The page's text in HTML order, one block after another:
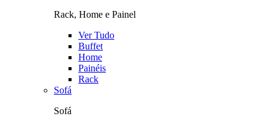
Rack, Home e Painel
Ver Tudo
Buffet
Home
Painéis
Rack
Sofá
Sofá